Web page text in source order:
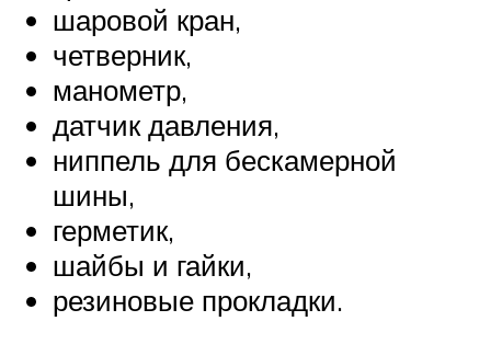
шаровой кран,
четверник,
манометр,
датчик давления,
ниппель для бескамерной
шины,
герметик,
шайбы и гайки,
резиновые прокладки.